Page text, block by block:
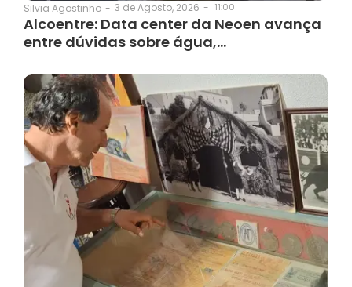
Silvia Agostinho - 3 de Agosto, 2026 - 11:00
Alcoentre: Data center da Neoen avança
entre dúvidas sobre água,…